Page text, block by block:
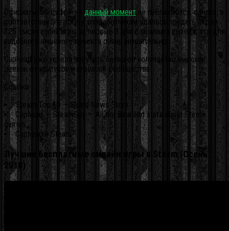
Официальные цифры на данный моментне публикуются, однако, в
соответствии SteamSpy, разработчикам удалось продать около
125 тысяч копий игры за первые 3 дня с момента выхода, что для
подобного нишевого проекта очень внушительно.
Cuphead уже успела получить большое количество высоких
оценок от критиков и игрового сообщества.
Ссылки
Steam Top 10 — Blue’s News Story
Cuphead — SteamSpy — All the data and stats about Steam
games
Cuphead в Steam
Лучшие бесплатные онлайн игры в Steam (Осень
2018)